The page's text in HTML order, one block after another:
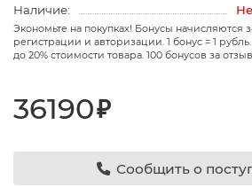
Наличие:
Экономьте на покупках! Бонусы начисляются
регистрации и авторизации. 1 бонус = 1
до 20% стоимости товара. 100 бонусов за
36190₽
Сообщить о